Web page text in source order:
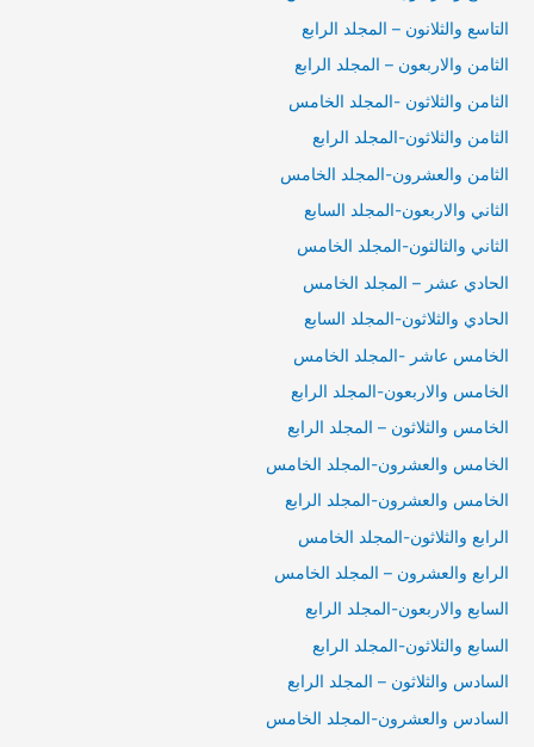
التاسع والثلانون – المجلد الرابع
الثامن والاربعون – المجلد الرابع
الثامن والثلاثون -المجلد الخامس
الثامن والثلاثون-المجلد الرابع
الثامن والعشرون-المجلد الخامس
الثاني والاربعون-المجلد السابع
الثاني والثالثون-المجلد الخامس
الحادي عشر – المجلد الخامس
الحادي والثلاثون-المجلد السابع
الخامس عاشر -المجلد الخامس
الخامس والاربعون-المجلد الرابع
الخامس والثلاثون – المجلد الرابع
الخامس والعشرون-المجلد الخامس
الخامس والعشرون-المجلد الرابع
الرابع والثلاثون-المجلد الخامس
الرابع والعشرون – المجلد الخامس
السابع والاربعون-المجلد الرابع
السابع والثلاثون-المجلد الرابع
السادس والثلاثون – المجلد الرابع
السادس والعشرون-المجلد الخامس